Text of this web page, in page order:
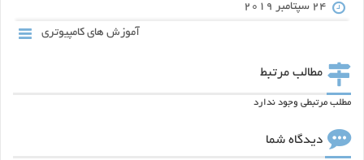
24 سپتامبر 2019
آموزش های کامپیوتری
مطالب مرتبط
مطلب مرتبطی وجود ندارد
دیدگاه شما